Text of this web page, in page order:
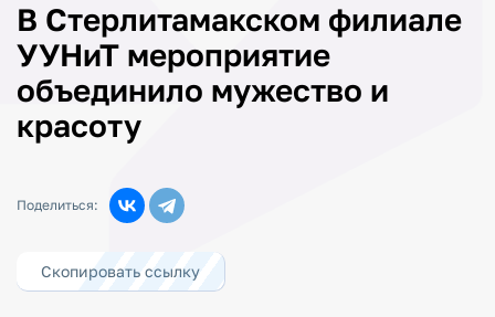
В Стерлитамакском филиале
УУНиТ мероприятие
объединило мужество и
красоту
Поделиться:
Скопировать ссылку